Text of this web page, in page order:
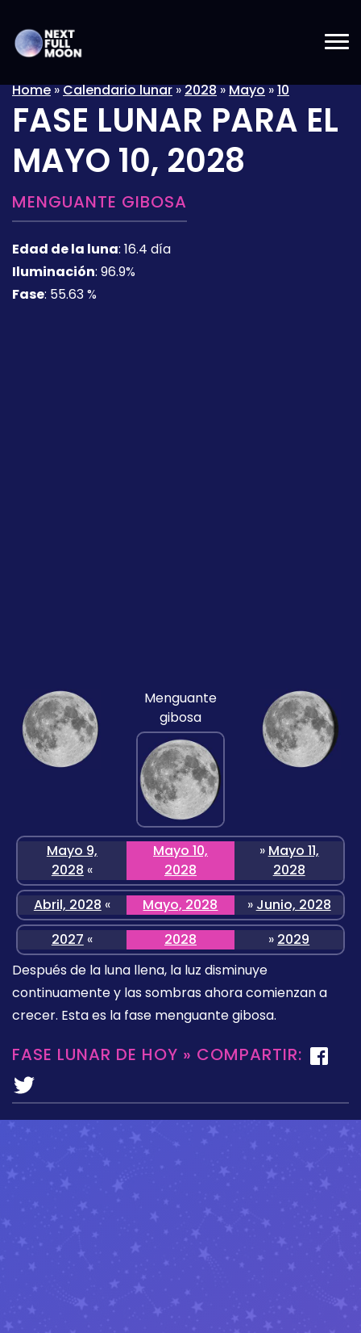
Home»Calendario lunar»2028»Mayo»10
FASE LUNAR PARA EL
MAYO 10, 2028
MENGUANTE GIBOSA
Edad de la luna: 16.4 día
Iluminación: 96.9%
Fase: 55.63 %
Menguante
gibosa
Mayo 9,
2028 «
Mayo 10,
2028
» Mayo 11,
2028
Abril, 2028 « Mayo, 2028 » Junio, 2028
2027 « 2028 » 2029
Después de la luna llena, la luz disminuye
continuamente y las sombras ahora comienzan a
crecer. Esta es la fase menguante gibosa.
FASE LUNAR DE HOY » COMPARTIR: